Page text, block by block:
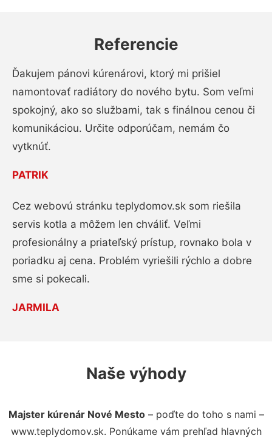
Referencie
Ďakujem pánovi kúrenárovi, ktorý mi prišiel
namontovať radiátory do nového bytu. Som veľmi
spokojný, ako so službami, tak s finálnou cenou či
komunikáciou. Určite odporúčam, nemám čo
vytknúť.
PATRIK
Cez webovú stránku teplydomov.sk som riešila
servis kotla a môžem len chváliť. Veľmi
profesionálny a priateľský prístup, rovnako bola v
poriadku aj cena. Problém vyriešili rýchlo a dobre
sme si pokecali.
JARMILA
Naše výhody
Majster kúrenár Nové Mesto– poďte do toho s nami –
www.teplydomov.sk. Ponúkame vám prehľad hlavných